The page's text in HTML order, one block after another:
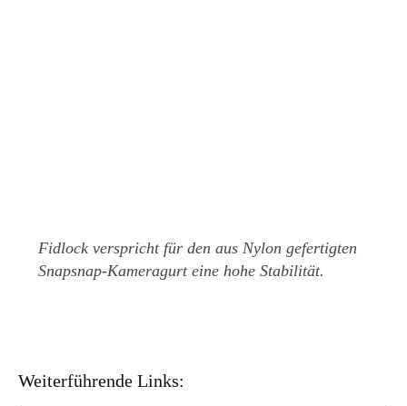
Fidlock verspricht für den aus Nylon gefertigten
Snapsnap-Kameragurt eine hohe Stabilität.
Weiterführende Links: